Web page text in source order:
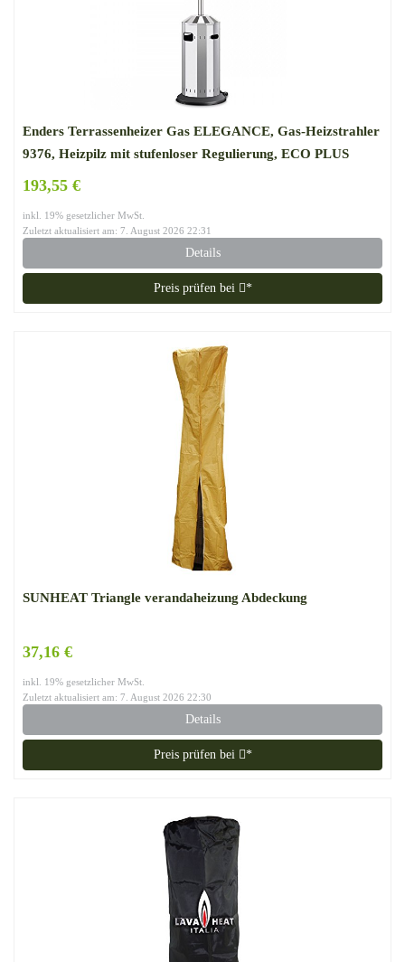
Enders Terrassenheizer Gas ELEGANCE, Gas-Heizstrahler
9376, Heizpilz mit stufenloser Regulierung, ECO PLUS
193,55 €
inkl. 19% gesetzlicher MwSt.
Zuletzt aktualisiert am: 7. August 2026 22:31
Details
Preis prüfen bei *
SUNHEAT Triangle verandaheizung Abdeckung
37,16 €
inkl. 19% gesetzlicher MwSt.
Zuletzt aktualisiert am: 7. August 2026 22:30
Details
Preis prüfen bei *